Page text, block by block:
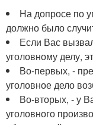
На допросе по
должно было
Если Вас
уголовному делу,
Во-первых, -
уголовное дело
Во-вторых, - у
уголовного